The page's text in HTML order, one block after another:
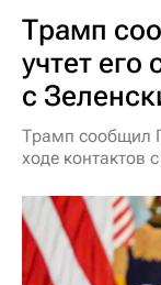
Трамп
учтет его
с
Трамп сообщил
ходе контактов